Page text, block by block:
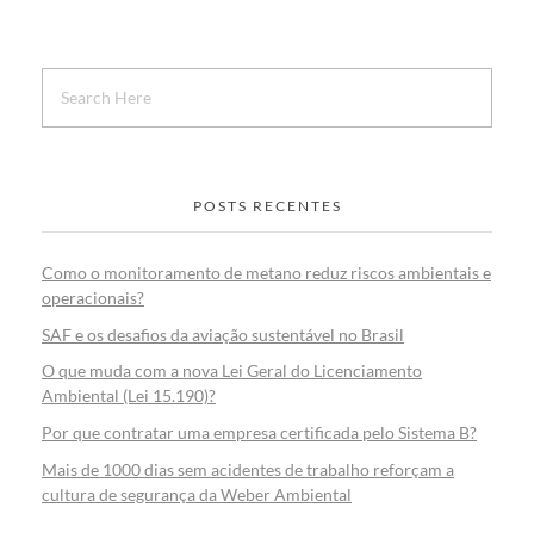
POSTS RECENTES
Como o monitoramento de metano reduz riscos ambientais e
operacionais?
SAF e os desafios da aviação sustentável no Brasil
O que muda com a nova Lei Geral do Licenciamento
Ambiental (Lei 15.190)?
Por que contratar uma empresa certificada pelo Sistema B?
Mais de 1000 dias sem acidentes de trabalho reforçam a
cultura de segurança da Weber Ambiental